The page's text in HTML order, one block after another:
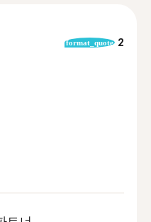
format_quote 2